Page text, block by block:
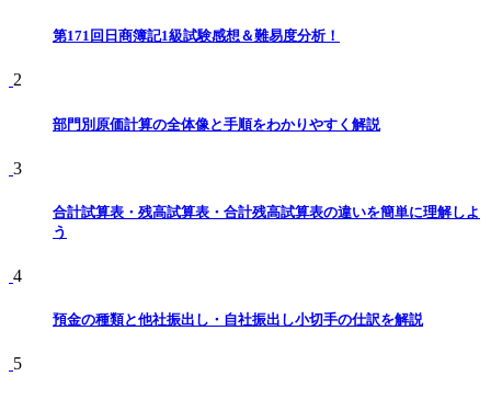
第171回日商簿記1級試験感想＆難易度分析！
2
部門別原価計算の全体像と手順をわかりやすく解説
3
合計試算表・残高試算表・合計残高試算表の違いを簡単に理解しよ
う
4
預金の種類と他社振出し・自社振出し小切手の仕訳を解説
5